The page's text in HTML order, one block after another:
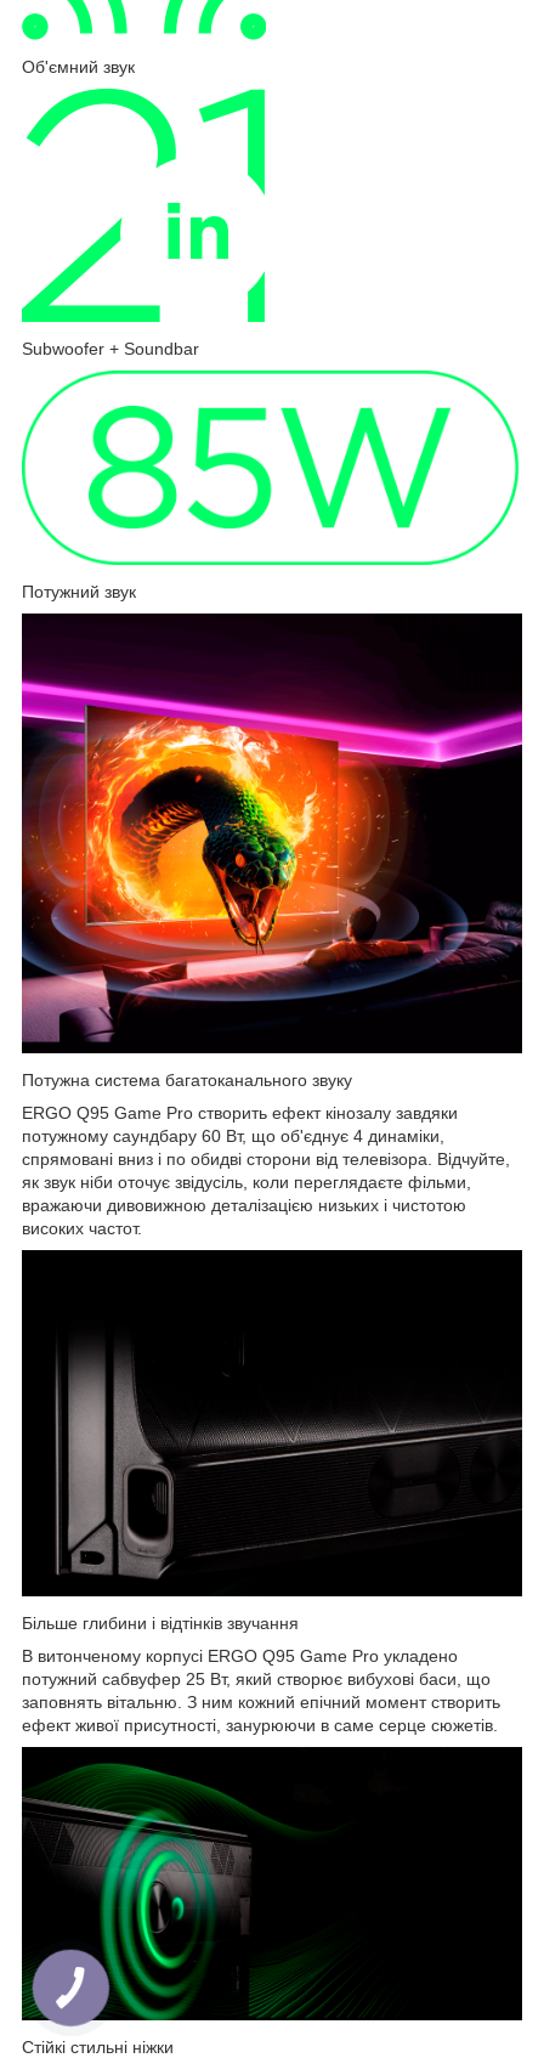
Об'ємний звук
Subwoofer + Soundbar
Потужний звук
Потужна система багатоканального звуку
ERGO Q95 Game Pro створить ефект кінозалу завдяки
потужному саундбару 60 Вт, що об'єднує 4 динаміки,
спрямовані вниз і по обидві сторони від телевізора. Відчуйте,
як звук ніби оточує звідусіль, коли переглядаєте фільми,
вражаючи дивовижною деталізацією низьких і чистотою
високих частот.
Більше глибини і відтінків звучання
В витонченому корпусі ERGO Q95 Game Pro укладено
потужний сабвуфер 25 Вт, який створює вибухові баси, що
заповнять вітальню. З ним кожний епічний момент створить
ефект живої присутності, занурюючи в саме серце сюжетів.
Стійкі стильні ніжки